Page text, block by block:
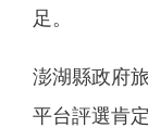
足。
澎湖縣政府
平台評選肯